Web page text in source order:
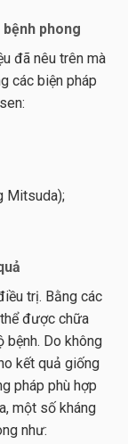
phong
đã nêu trên mà
các biện pháp
Mitsuda);
trị. Bằng các
được chữa
bệnh. Do không
kết quả giống
pháp phù hợp
một số kháng
như: